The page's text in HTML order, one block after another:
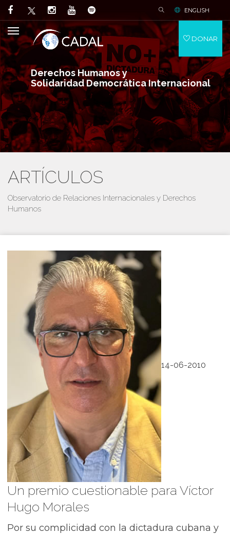
Derechos Humanos y
Solidaridad Democrática Internacional
ENGLISH
DONAR
ARTÍCULOS
Observatorio de Relaciones Internacionales y Derechos
Humanos
14-06-2010
Un premio cuestionable para Víctor
Hugo Morales
Por su complicidad con la dictadura cubana y